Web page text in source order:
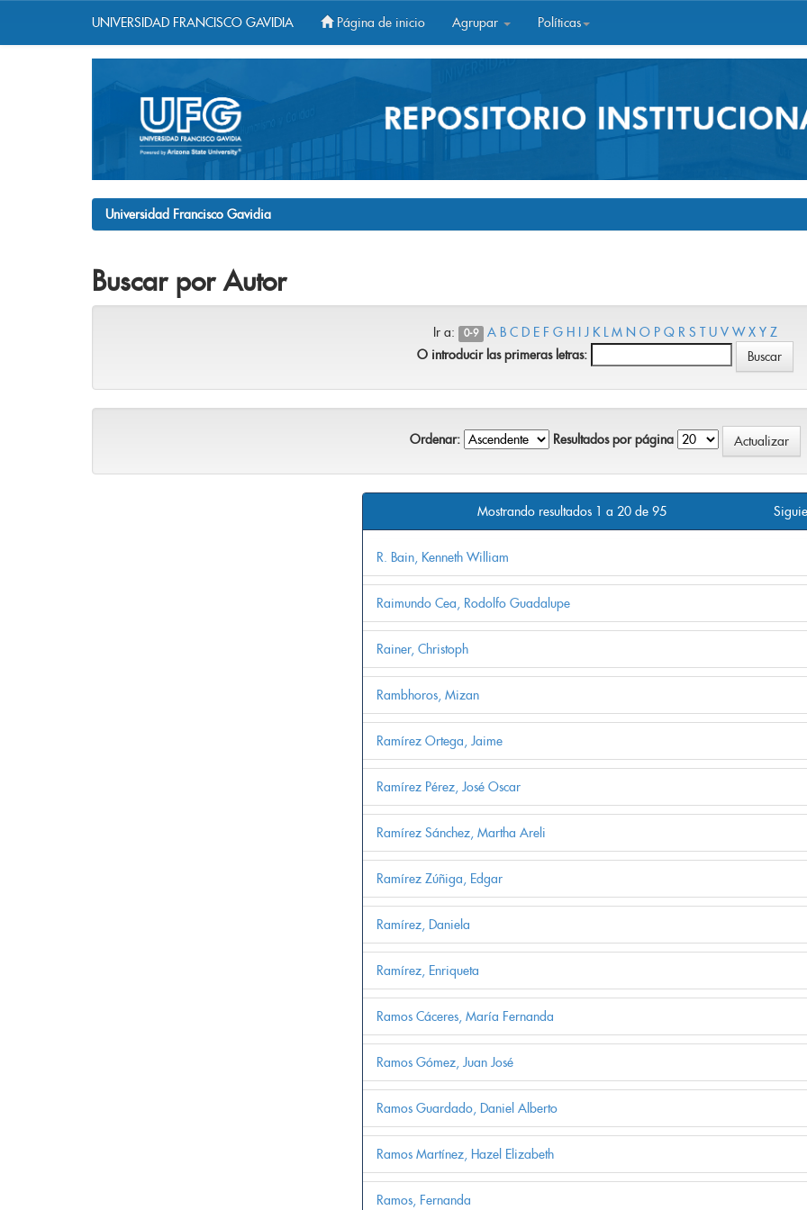
UNIVERSIDAD FRANCISCO GAVIDIA Página de inicio Agrupar Políticas
Universidad Francisco Gavidia
Buscar por Autor
Ir a: 0-9 A B C D E F G H I J K L M N O P Q R S T U V W X Y Z
O introducir las primeras letras:
Ordenar: Resultados por página
Mostrando resultados 1 a 20 de 95
R. Bain, Kenneth William
Raimundo Cea, Rodolfo Guadalupe
Rainer, Christoph
Rambhoros, Mizan
Ramírez Ortega, Jaime
Ramírez Pérez, José Oscar
Ramírez Sánchez, Martha Areli
Ramírez Zúñiga, Edgar
Ramírez, Daniela
Ramírez, Enriqueta
Ramos Cáceres, María Fernanda
Ramos Gómez, Juan José
Ramos Guardado, Daniel Alberto
Ramos Martínez, Hazel Elizabeth
Ramos, Fernanda